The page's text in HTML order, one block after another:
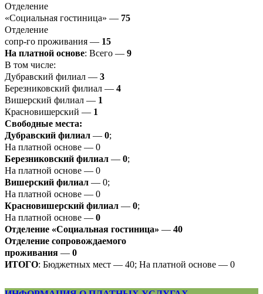
Отделение
«Социальная гостиница» — 75
Отделение
сопр-го проживания — 15
На платной основе: Всего — 9
В том числе:
Дубравский филиал — 3
Березниковский филиал — 4
Вишерский филиал — 1
Красновишерский — 1
Свободные места:
Дубравский филиал — 0;
На платной основе — 0
Березниковский филиал — 0;
На платной основе — 0
Вишерский филиал — 0;
На платной основе — 0
Красновишерский филиал — 0;
На платной основе — 0
Отделение «Социальная гостиница» — 40
Отделение сопровождаемого
проживания — 0
ИТОГО: Бюджетных мест — 40; На платной основе — 0